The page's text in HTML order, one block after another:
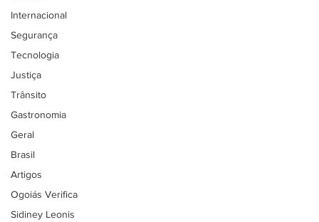
Internacional
Segurança
Tecnologia
Justiça
Trânsito
Gastronomia
Geral
Brasil
Artigos
Ogoiás Verifica
Sidiney Leonis